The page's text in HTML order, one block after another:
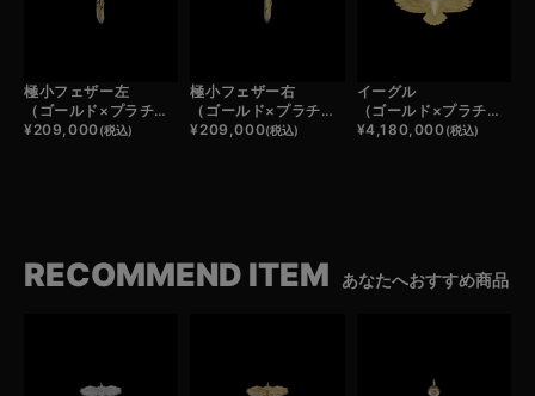
極小フェザー左
（ゴールド×プラチナ）
¥209,000(税込)
極小フェザー右
（ゴールド×プラチナ）
¥209,000(税込)
イーグル
（ゴールド×プラチナ）
¥4,180,000(税込)
RECOMMEND ITEM あなたへおすすめ商品